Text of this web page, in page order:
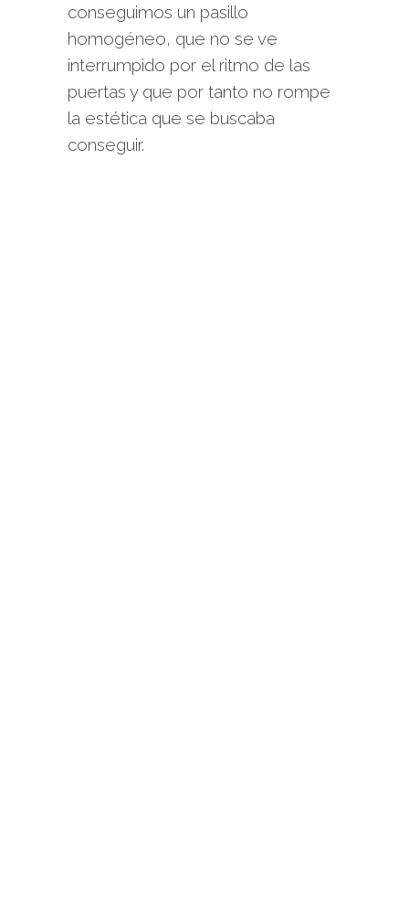
conseguimos un pasillo
homogéneo, que no se ve
interrumpido por el ritmo de las
puertas y que por tanto no rompe
la estética que se buscaba
conseguir.